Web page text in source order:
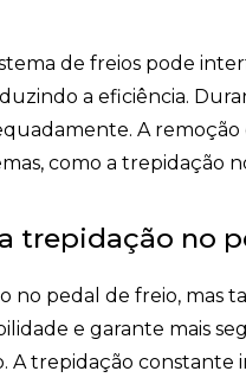
de freios pode
a eficiência.
A remoção
como a trepidação
trepidação no
no pedal de freio, mas
e garante mais
A trepidação constante